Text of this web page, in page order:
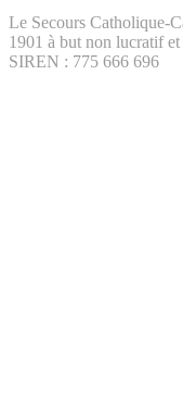
Le Secours Catholique-
1901 à but non lucratif
SIREN : 775 666 696